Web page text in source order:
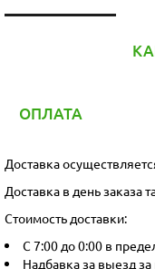
ОПЛАТА
Доставка
Доставка в день заказа
Стоимость доставки:
С 7:00 до 0:00 в
Надбавка за выезд